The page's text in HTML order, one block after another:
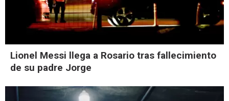
Lionel Messi llega a Rosario tras fallecimiento
de su padre Jorge